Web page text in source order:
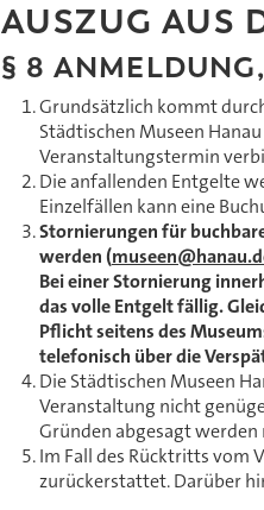
AUSZUG AUS
§ 8
Grundsätzlich kommt
Städtischen Museen
Veranstaltungstermin
Die anfallenden Entgelte
Einzelfällen kann eine
Stornierungen für
werden (
Bei einer Stornierung
das volle Entgelt fällig.
Pflicht seitens des
telefonisch über die
Die Städtischen Museen
Veranstaltung nicht
Gründen abgesagt werden
Im Fall des Rücktritts vom
zurückerstattet. Darüber